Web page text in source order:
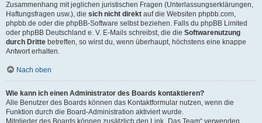
Zusammenhang mit jeglichen juristischen Fragen (Unterlassungserklärungen,
Haftungsfragen usw.), die sich nicht direkt auf die Websiten phpbb.com,
phpbb.de oder die phpBB-Software selbst beziehen. Falls du phpBB Limited
oder phpBB Deutschland e. V. E-Mails schreibst, die die Softwarenutzung
durch Dritte betreffen, so wirst du, wenn überhaupt, höchstens eine knappe
Antwort erhalten.
Nach oben
Wie kann ich einen Administrator des Boards kontaktieren?
Alle Benutzer des Boards können das Kontaktformular nutzen, wenn die
Funktion durch die Board-Administration aktiviert wurde.
Mitglieder des Boards können zusätzlich den Link „Das Team“ verwenden.